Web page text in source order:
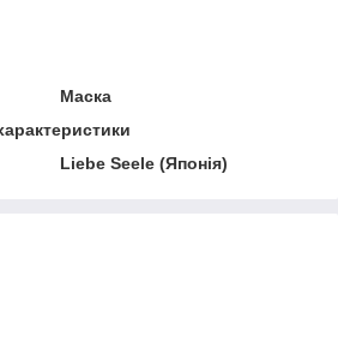
Маска
Liebe Seele (Японія)